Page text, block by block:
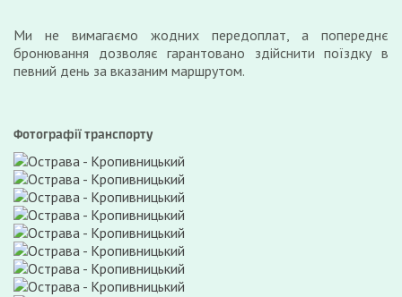
Ми не вимагаємо жодних передоплат, а попереднє
бронювання дозволяє гарантовано здійснити поїздку в
певний день за вказаним маршрутом.
Фотографії транспорту